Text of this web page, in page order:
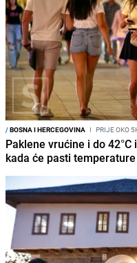
/BOSNA I HERCEGOVINA I PRIJE OKO
Paklene vrućine i do
kada će pasti